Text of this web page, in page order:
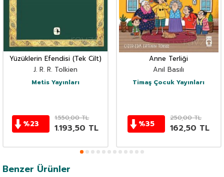
Yüzüklerin Efendisi (Tek Cilt)
J. R. R. Tolkien
Metis Yayınları
%23
1.550,00TL
1.193,50 TL
Anne Terliği
Anıl Basılı
Timaş Çocuk Yayınları
%35
250,00TL
162,50 TL
Benzer Ürünler